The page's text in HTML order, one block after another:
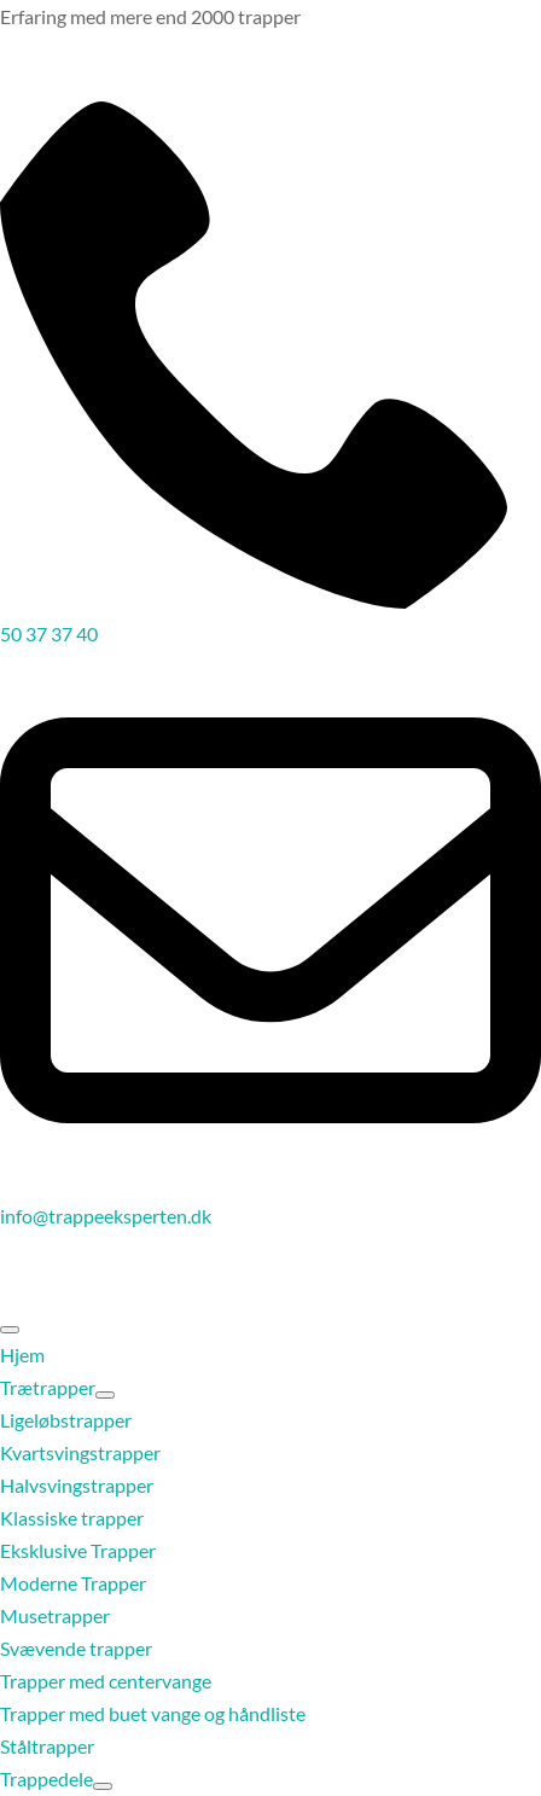
Erfaring med mere end 2000 trapper
50 37 37 40
info@trappeeksperten.dk
Hjem
Trætrapper
Ligeløbstrapper
Kvartsvingstrapper
Halvsvingstrapper
Klassiske trapper
Eksklusive Trapper
Moderne Trapper
Musetrapper
Svævende trapper
Trapper med centervange
Trapper med buet vange og håndliste
Ståltrapper
Trappedele